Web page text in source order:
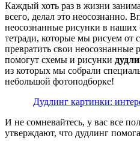
Каждый хоть раз в жизни
всего, делал это неосознанно.
неосознанные рисунки в наших
тетради, которые мы рисуем от
превратить свои неосознанные
помогут схемы и рисунки
из которых мы собрали
небольшой фотоподборке!
Дудлинг картинки:
И не сомневайтесь, у вас все
утверждают, что дудлинг